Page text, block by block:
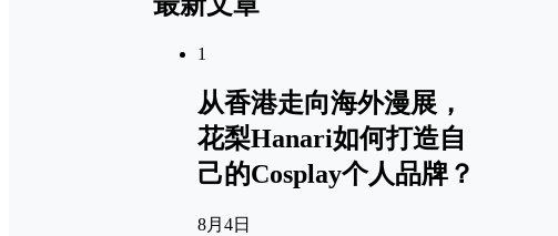
1
从香港走向海外漫展，
花梨Hanari如何打造自
己的Cosplay个人品牌？
8月4日